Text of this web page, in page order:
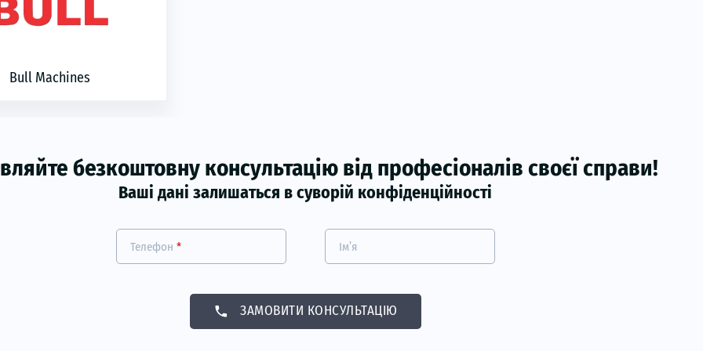
Bull Machines
безкоштовну консультацію від професіоналів своєї справи!
Ваші дані залишаться в суворій конфіденційності
Телефон * Ім’я
phone ЗАМОВИТИ КОНСУЛЬТАЦІЮ